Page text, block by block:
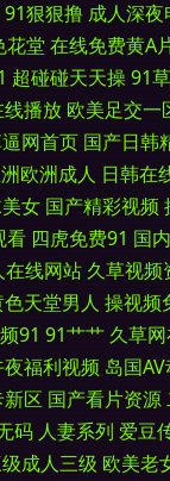
干在线视频 ts国产人
综合 成人韩国在线
一本道 欧美色图另类
产中文11 人人妻人
网战 少妇黑丝足交
级日韩 超碰人人看系
人版 国产精品青草
产日韩 草逼福利导航
91狠狠撸 成人深夜
花堂 在线免费黄A
超碰碰天天操91
播放 欧美足交一
网首页 国产日韩
欧洲成人 日韩在
女 国产精彩视频
看 四虎免费91 国
在线网站 久草视频
天堂男人 操视频
91 91艹艹 久草
福利视频 岛国
区 国产看片资源
码 人妻系列 爱豆
成人三级 欧美老